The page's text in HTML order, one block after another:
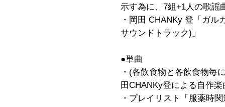
示す為に、7組+1人の歌謡
・岡田 CHANKy 登「ガル
サウンドトラック)」
●単曲
・(各飲食物と各飲食物毎
田CHANKy登による自作楽
・プレイリスト「服薬時